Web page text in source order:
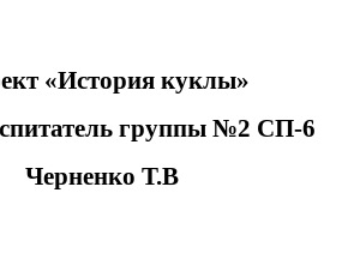
«История куклы»
группы №2 СП-6
Черненко Т.В